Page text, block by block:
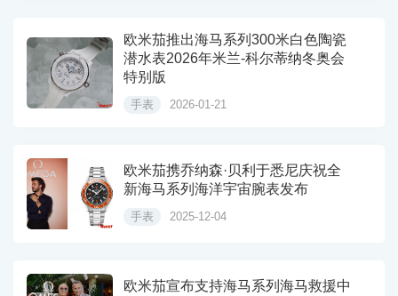
欧米茄推出海马系列300米白色陶瓷
潜水表2026年米兰-科尔蒂纳冬奥会
特别版
手表 2026-01-21
欧米茄携乔纳森·贝利于悉尼庆祝全
新海马系列海洋宇宙腕表发布
手表 2025-12-04
欧米茄宣布支持海马系列海马救援中